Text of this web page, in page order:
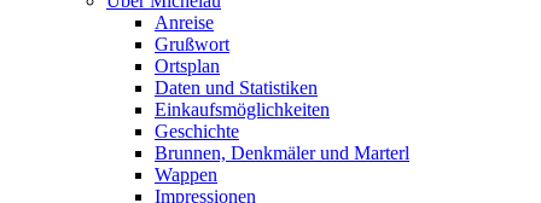
Anreise
Grußwort
Ortsplan
Daten und Statistiken
Einkaufsmöglichkeiten
Geschichte
Brunnen, Denkmäler und Marterl
Wappen
Impressionen